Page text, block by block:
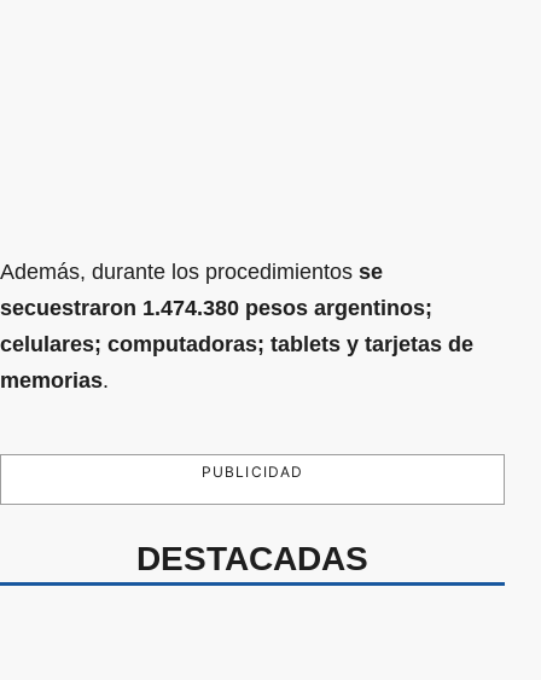
Además, durante los procedimientos se
secuestraron 1.474.380 pesos argentinos;
celulares; computadoras; tablets y tarjetas de
memorias.
PUBLICIDAD
DESTACADAS